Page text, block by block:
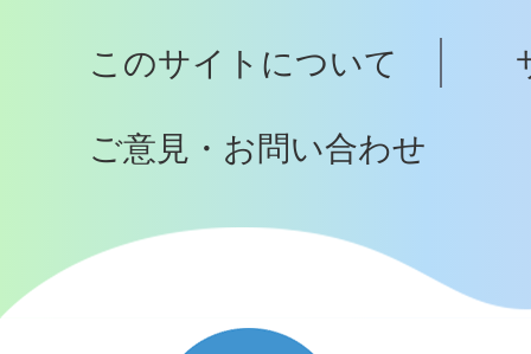
へ
このサイトについて
ご意見・お問い合わせ